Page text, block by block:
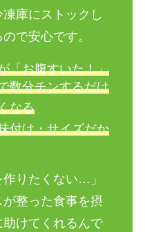
庫にストックし
で安心です。
「お腹すいた！」
数分チンするだけ
なる
付け・サイズだか
作りたくない…」
が整った食事を摂
けてくれるんで